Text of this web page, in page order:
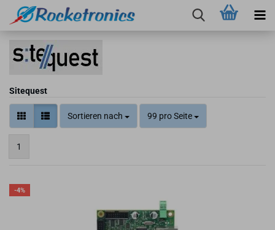
Sitequest
Sortieren nach 99 pro Seite
1
-4%